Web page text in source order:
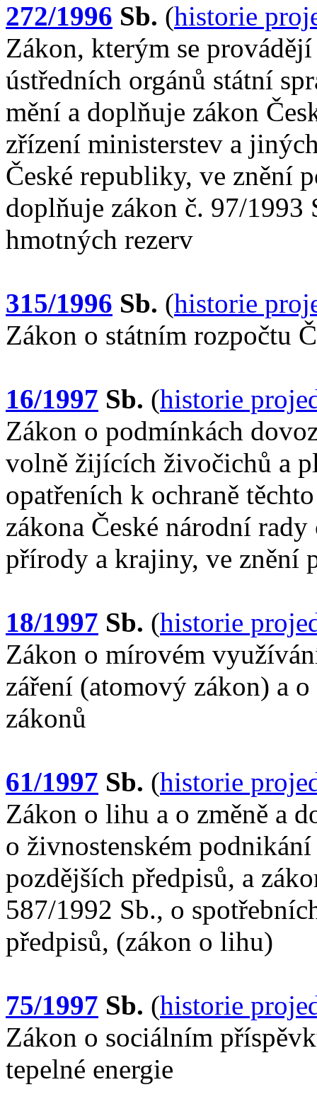
272/1996 Sb. (historie
Zákon, kterým se
ústředních orgánů státní
mění a doplňuje zákon
zřízení ministerstev a
České republiky, ve znění
doplňuje zákon č. 97/1993
hmotných rezerv
315/1996 Sb. (historie
Zákon o státním rozpočtu
16/1997 Sb. (historie
Zákon o podmínkách
volně žijících živočichů a
opatřeních k ochraně
zákona České národní
přírody a krajiny, ve znění
18/1997 Sb. (historie
Zákon o mírovém
záření (atomový zákon) a
zákonů
61/1997 Sb. (historie
Zákon o lihu a o změně a
o živnostenském
pozdějších předpisů, a
587/1992 Sb., o
předpisů, (zákon o lihu)
75/1997 Sb. (historie
Zákon o sociálním
tepelné energie